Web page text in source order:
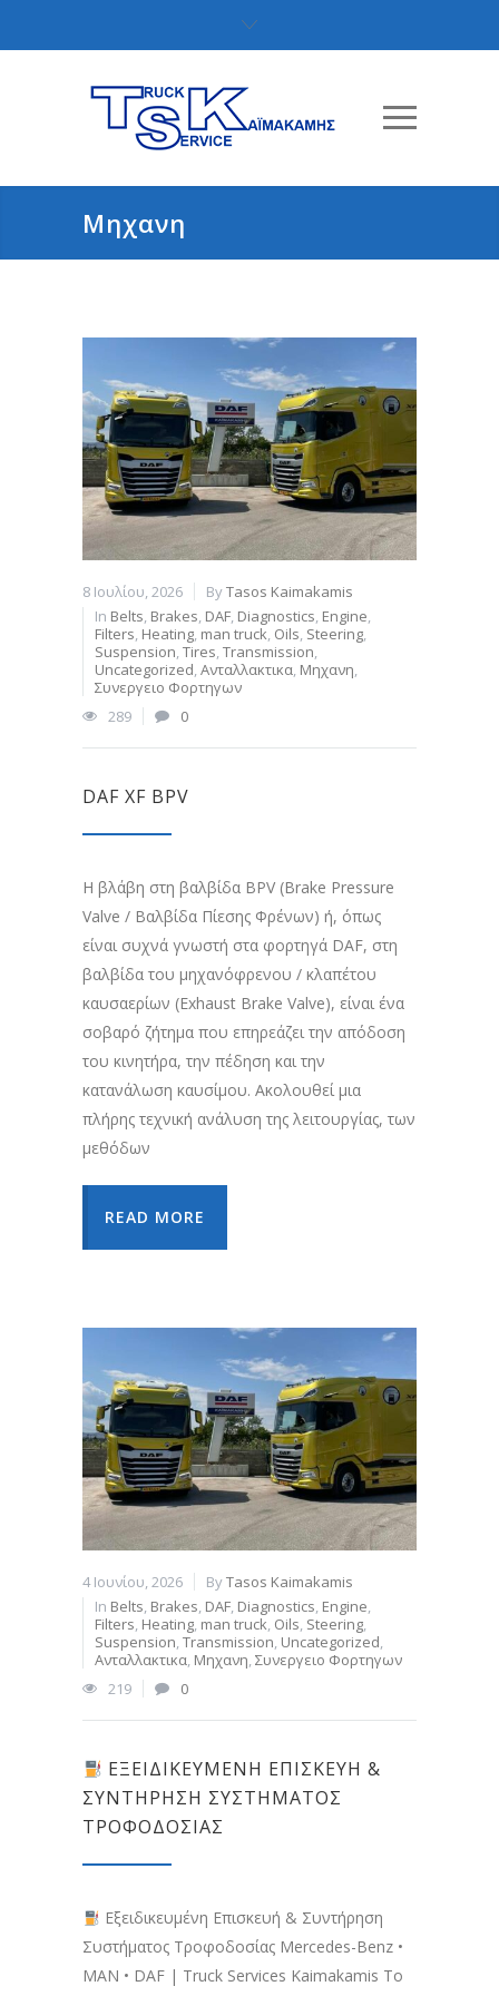
Μηχανη
8 Ιουλίου, 2026 ByTasos Kaimakamis
In Belts, Brakes, DAF, Diagnostics, Engine,
Filters, Heating, man truck, Oils, Steering,
Suspension,Tires,Transmission,
Uncategorized,Ανταλλακτικα, Μηχανη,
Συνεργειο Φορτηγων
289
0
DAF XF BPV
Η βλάβη στη βαλβίδα BPV (Brake Pressure
Valve / Βαλβίδα Πίεσης Φρένων) ή, όπως
είναι συχνά γνωστή στα φορτηγά DAF, στη
βαλβίδα του μηχανόφρενου / κλαπέτου
καυσαερίων (Exhaust Brake Valve), είναι ένα
σοβαρό ζήτημα που επηρεάζει την απόδοση
του κινητήρα, την πέδηση και την
κατανάλωση καυσίμου. Ακολουθεί μια
πλήρης τεχνική ανάλυση της λειτουργίας, των
μεθόδων
READ MORE
4 Ιουνίου, 2026 ByTasos Kaimakamis
In Belts, Brakes, DAF, Diagnostics, Engine,
Filters, Heating, man truck, Oils, Steering,
Suspension,Transmission, Uncategorized,
Ανταλλακτικα, Μηχανη,Συνεργειο Φορτηγων
219
0
ΕΞΕΙΔΙΚΕΥΜΈΝΗ ΕΠΙΣΚΕΥΉ &
ΣΥΝΤΉΡΗΣΗ ΣΥΣΤΉΜΑΤΟΣ
ΤΡΟΦΟΔΟΣΊΑΣ
Εξειδικευμένη Επισκευή & Συντήρηση
Συστήματος Τροφοδοσίας Mercedes-Benz •
MAN • DAF | Truck Services Kaimakamis Το